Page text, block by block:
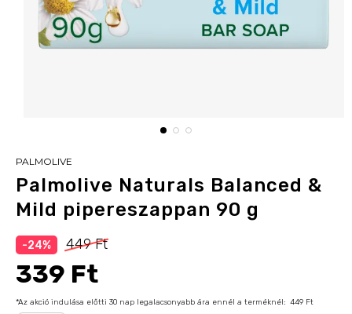
PALMOLIVE
Palmolive Naturals Balanced &
Mild pipereszappan 90 g
-24% 449 Ft
339 Ft
*Az akció indulása előtti 30 nap legalacsonyabb ára ennél a terméknél: 449 Ft